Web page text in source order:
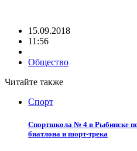
15.09.2018
11:56
Общество
Читайте также
Спорт
Спортшкола № 4 в Рыбинске
биатлона и шорт-трека